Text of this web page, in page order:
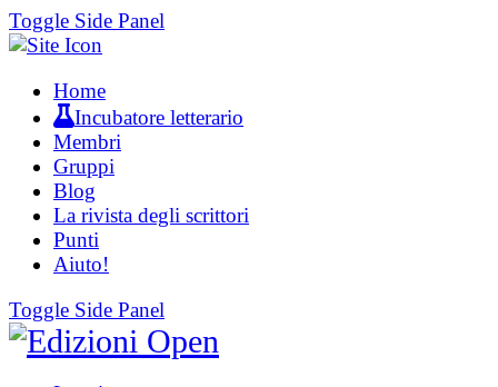
Toggle Side Panel
Home
Incubatore letterario
Membri
Gruppi
Blog
La rivista degli scrittori
Punti
Aiuto!
Toggle Side Panel